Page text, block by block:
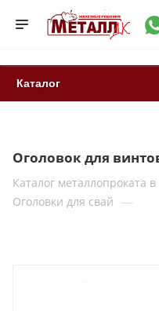
Каталог
Оголовок для
Каталог металлопроката
Оголовки для свай —